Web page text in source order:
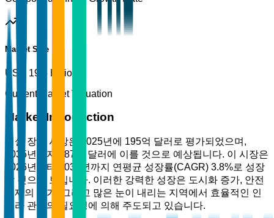
Market Size
USD 19.5 Billion
Current Market Valuation
Market Introduction
제설 장비 시장은 2025년에 195억 달러로 평가되었으며,
2035년까지 287억 달러에 이를 것으로 예상됩니다. 이 시장은
2026년부터 2035년까지 연평균 성장률(CAGR) 3.8%로 성장
할 것으로 보입니다. 이러한 강력한 성장은 도시화 증가, 안전
문제의 증가, 그리고 많은 눈이 내리는 지역에서 효율적인 인
프라 관리의 필요성에 의해 주도되고 있습니다.